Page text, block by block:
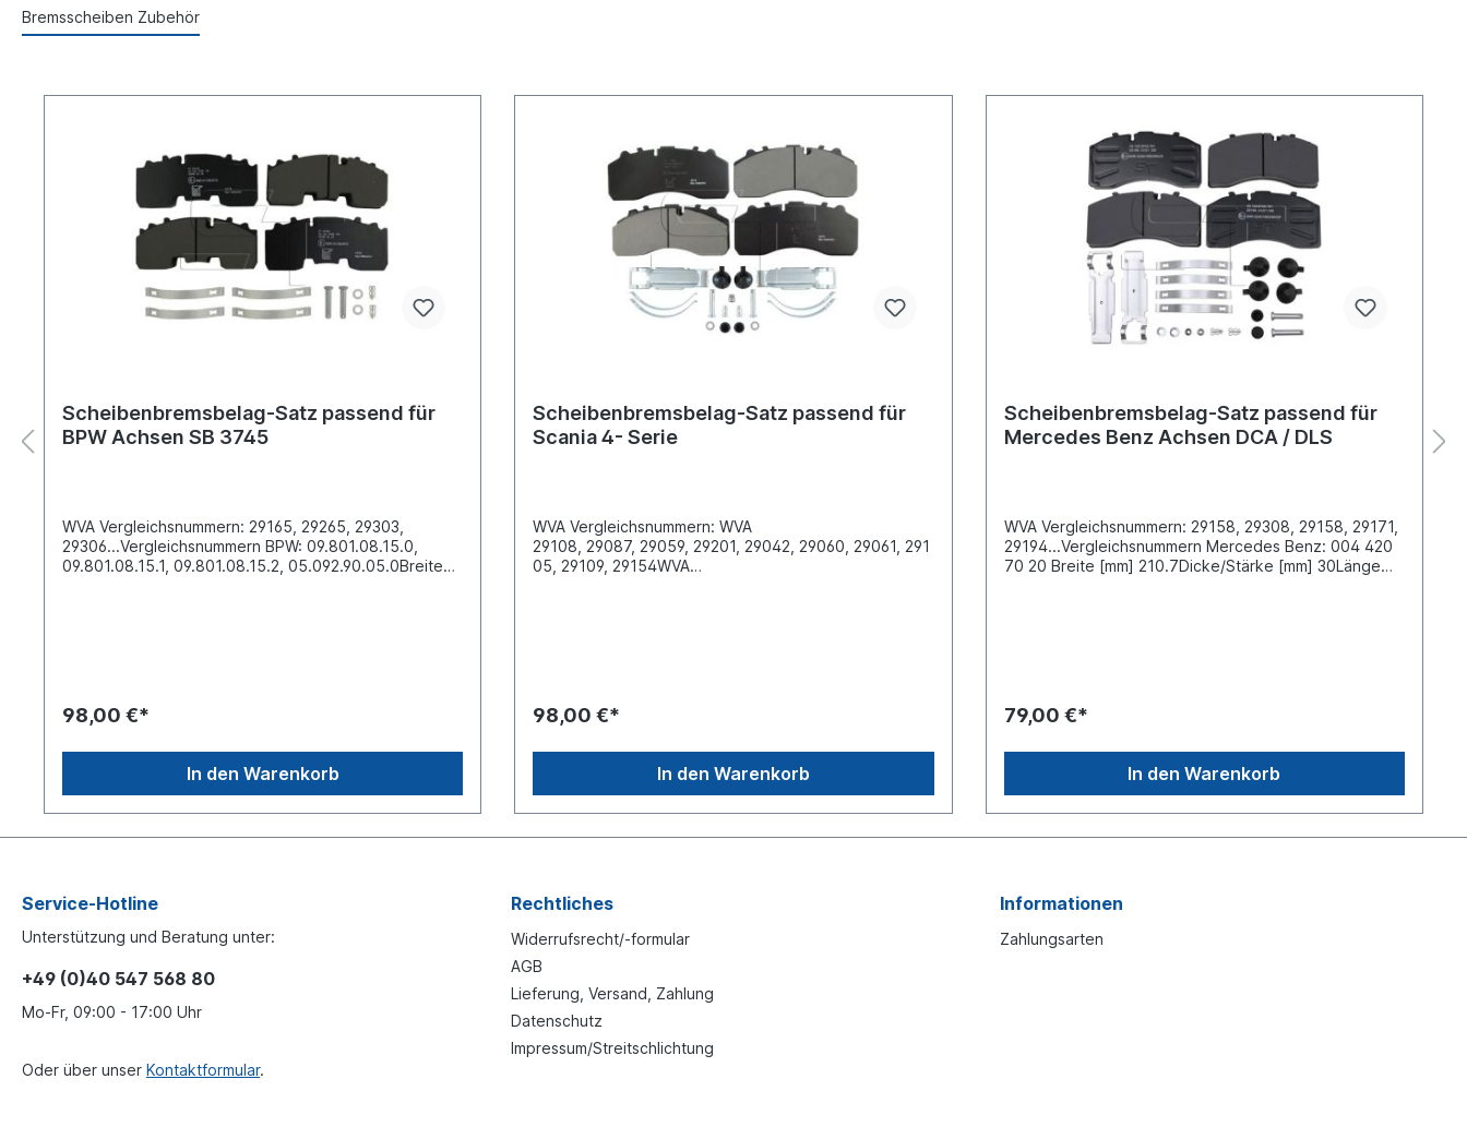
Bremsscheiben Zubehör
Scheibenbremsbelag-Satz passend für
BPW Achsen SB 3745
WVA Vergleichsnummern: 29165, 29265, 29303,
29306...Vergleichsnummern BPW: 09.801.08.15.0,
09.801.08.15.1, 09.801.08.15.2, 05.092.90.05.0Breite
98,00 €*
In den Warenkorb
Scheibenbremsbelag-Satz passend für
Scania 4- Serie
WVA Vergleichsnummern: WVA
29108, 29087, 29059, 29201, 29042, 29060, 29061, 291
05, 29109, 29154WVA
> Scania -> 4 - SerieNKW -> Scania -> F-/K-/N- Serie
Anwendung fürEs handelt sich nicht um einen original
Scania Bremsbelag, sondern um ein baugleiches
98,00 €*
In den Warenkorb
Scheibenbremsbelag-Satz passend für
Mercedes Benz Achsen DCA / DLS
WVA Vergleichsnummern: 29158, 29308, 29158, 29171,
29194...Vergleichsnummern Mercedes Benz: 004 420
70 20 Breite [mm] 210.7Dicke/Stärke [mm] 30Länge
79,00 €*
In den Warenkorb
Service-Hotline
Unterstützung und Beratung unter:
+49 (0)40 547 568 80
Mo-Fr, 09:00 - 17:00 Uhr
Oder über unser Kontaktformular.
Rechtliches
Widerrufsrecht/-formular
AGB
Lieferung, Versand, Zahlung
Datenschutz
Impressum/Streitschlichtung
Informationen
Zahlungsarten